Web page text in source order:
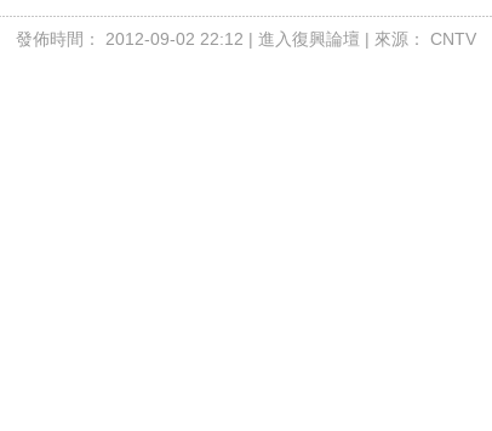
發佈時間： 2012-09-02 22:12 | 進入復興論壇 | 來源： CNTV